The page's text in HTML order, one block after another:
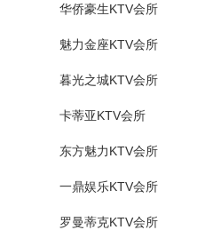
华侨豪生KTV会所
魅力金座KTV会所
暮光之城KTV会所
卡蒂亚KTV会所
东方魅力KTV会所
一鼎娱乐KTV会所
罗曼蒂克KTV会所